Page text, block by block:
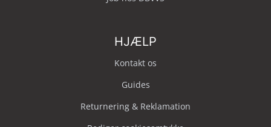
HJÆLP
Kontakt os
Guides
Returnering & Reklamation